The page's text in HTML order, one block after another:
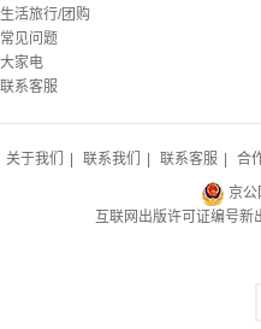
生活旅行/团购
常见问题
大家电
联系客服
关于我们 | 联系我们 | 联系客服 | 合
京公
互联网出版许可证编号